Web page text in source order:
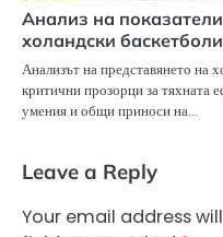
Анализ на
холандски
Анализът на представянето на
критични прозорци за тяхната
умения и общи приноси на…
Leave a Reply
Your email address